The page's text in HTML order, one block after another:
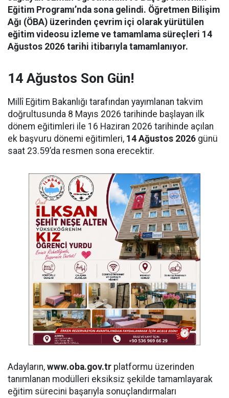
Eğitim Programı’nda sona gelindi. Öğretmen Bilişim
Ağı (ÖBA) üzerinden çevrim içi olarak yürütülen
eğitim videosu izleme ve tamamlama süreçleri 14
Ağustos 2026 tarihi itibarıyla tamamlanıyor.
14 Ağustos Son Gün!
Millî Eğitim Bakanlığı tarafından yayımlanan takvim
doğrultusunda 8 Mayıs 2026 tarihinde başlayan ilk
dönem eğitimleri ile 16 Haziran 2026 tarihinde açılan
ek başvuru dönemi eğitimleri, 14 Ağustos 2026 günü
saat 23.59’da resmen sona erecektir.
Adayların, www.oba.gov.tr platformu üzerinden
tanımlanan modülleri eksiksiz şekilde tamamlayarak
eğitim sürecini başarıyla sonuçlandırmaları